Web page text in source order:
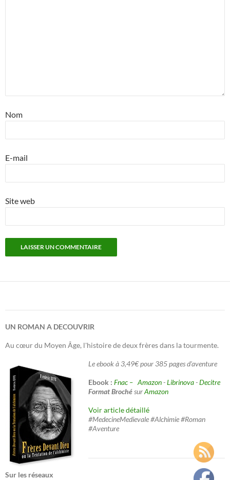
Nom
E-mail
Site web
UN ROMAN A DECOUVRIR
Au cœur du Moyen Âge, l'histoire de deux frères dans la tourmente.
Le ebook à 3,49€ pour 385 pages d'aventure
Ebook : Fnac – Amazon-Librinova-Decitre
Format BrochésurAmazon
Voir article détaillé
#MedecineMedievale #Alchimie #Roman
#Aventure
Sur les réseaux